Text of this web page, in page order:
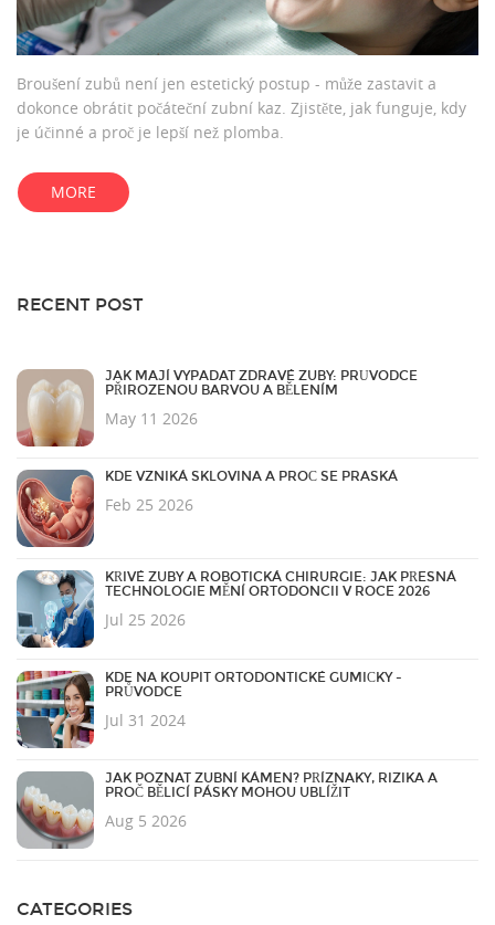
Broušení zubů není jen estetický postup - může zastavit a
dokonce obrátit počáteční zubní kaz. Zjistěte, jak funguje, kdy
je účinné a proč je lepší než plomba.
MORE
RECENT POST
JAK MAJÍ VYPADAT ZDRAVÉ ZUBY: PRŮVODCE
PŘIROZENOU BARVOU A BĚLENÍM
May 11 2026
KDE VZNIKÁ SKLOVINA A PROČ SE PRASKÁ
Feb 25 2026
KŘIVÉ ZUBY A ROBOTICKÁ CHIRURGIE: JAK PŘESNÁ
TECHNOLOGIE MĚNÍ ORTODONCII V ROCE 2026
Jul 25 2026
KDE NA KOUPIT ORTODONTICKÉ GUMIČKY -
PRŮVODCE
Jul 31 2024
JAK POZNAT ZUBNÍ KÁMEN? PŘÍZNAKY, RIZIKA A
PROČ BĚLICÍ PÁSKY MOHOU UBLÍŽIT
Aug 5 2026
CATEGORIES